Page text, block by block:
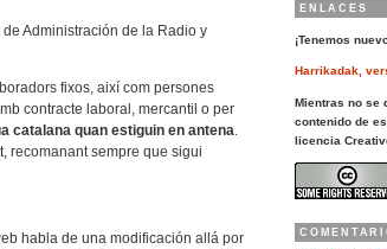
Administración de la Radio y
fixos, així com persones
contracte laboral, mercantil o per
catalana quan estiguin en antena
recomanant sempre que sigui
habla de una modificación allá por
ENLACES
¡Tenemos
Harrikadak,
Mientras no se
contenido de
licencia